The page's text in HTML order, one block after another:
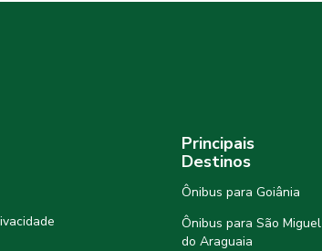
Principais
Destinos
Ônibus para Goiânia
Ônibus para São Miguel
do Araguaia